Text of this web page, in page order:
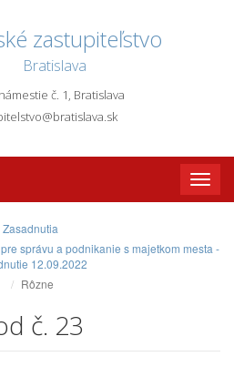
zastupiteľstvo
Bratislava
č. 1, Bratislava
Toggle
Zasadnutia
správu a podnikanie s majetkom mesta -
12.09.2022
Rôzne
č. 23